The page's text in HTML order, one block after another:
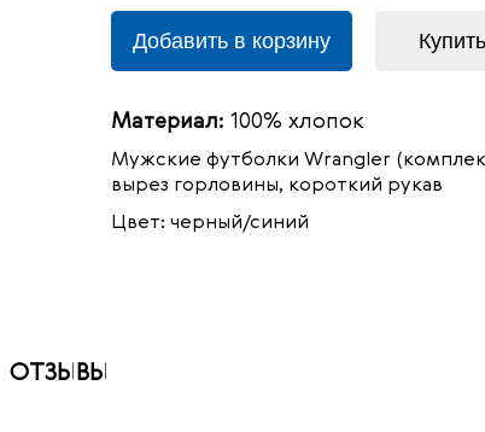
Добавить в корзину
Материал: 100% хлопок
Мужские футболки Wrangler
вырез горловины, короткий рукав
Цвет: черный/синий
ОТЗЫВЫ